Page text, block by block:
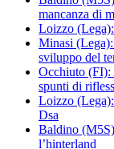
mancanza di
Loizzo
Minasi
sviluppo del
Occhiuto (FI):
spunti di
Loizzo
Dsa
Baldino
l’hinterland